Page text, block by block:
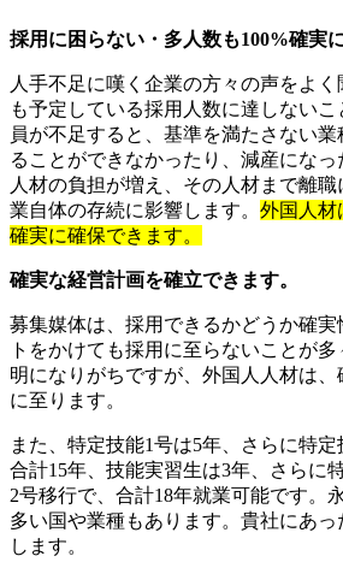
採用に困らない・多人数も100%確実
人手不足に嘆く企業の方々の声をよ
も予定している採用人数に達しないこ
員が不足すると、基準を満たさない
ることができなかったり、減産にな
人材の負担が増え、その人材まで離
業自体の存続に影響します。 外国人材
確実に確保できます。
確実な経営計画を確立できます。
募集媒体は、採用できるかどうか確
トをかけても採用に至らないことが
明になりがちですが、外国人人材は、
に至ります。
また、特定技能1号は5年、さらに特定
合計15年、技能実習生は3年、さらに
2号移行で、合計18年就業可能です。
多い国や業種もあります。貴社にあ
します。